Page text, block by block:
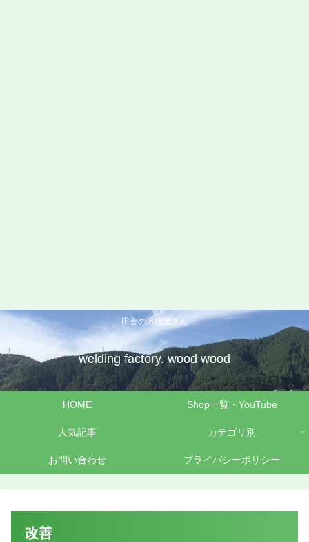
田舎の溶接屋さん
welding factory. wood wood
HOME Shop一覧・YouTube
人気記事 カテゴリ別
お問い合わせ プライバシーポリシー
改善